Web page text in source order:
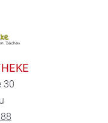
30